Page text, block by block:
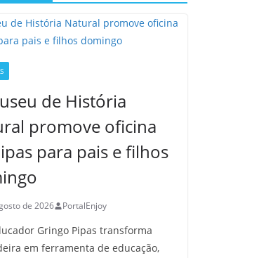
de História
promove oficina
para pais e filhos
de 2026 PortalEnjoy
Gringo Pipas transforma
em ferramenta de educação,